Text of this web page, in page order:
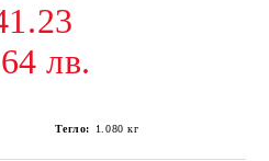
лв.
Тегло: 1.080 кг